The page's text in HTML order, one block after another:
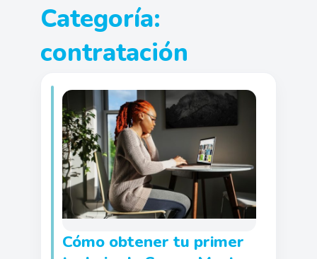
Categoría:
contratación
Cómo obtener tu primer